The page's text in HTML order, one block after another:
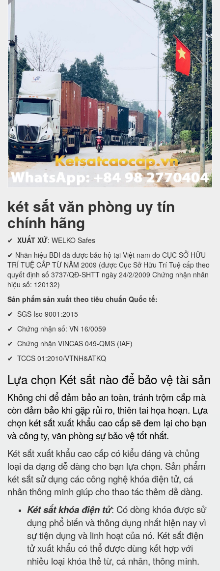
két sắt văn phòng uy tín
chính hãng
✔ XUẤT XỨ: WELKO Safes
✔ Nhãn hiệu BDI đã được bảo hộ tại Việt nam do CỤC SỞ HỮU
TRÍ TUỆ CẤP TỪ NĂM 2009 (được Cục Sở Hữu Trí Tuệ cấp theo
quyết định số 3737/QĐ-SHTT ngày 24/2/2009 Chứng nhận nhãn
hiệu số: 120132)
Sản phẩm sản xuất theo tiêu chuẩn Quốc tế:
✔ SGS Iso 9001:2015
✔ Chứng nhận số: VN 16/0059
✔ Chứng nhận VINCAS 049-QMS (IAF)
✔ TCCS 01:2010/VTNH&ATKQ
Lựa chọn Két sắt nào để bảo vệ tài sản
Không chi để đảm bảo an toàn, tránh trộm cắp mà
còn đảm bảo khi gặp rủi ro, thiên tai họa hoạn. Lựa
chọn két sắt xuất khẩu cao cấp sẽ đem lại cho bạn
và công ty, văn phòng sự bảo vệ tốt nhất.
Két sắt xuất khẩu cao cấp có kiểu dáng và chủng
loại đa dạng dễ dàng cho bạn lựa chọn. Sản phẩm
két sắt sử dụng các công nghệ khóa điện tử, cá
nhân thông minh giúp cho thao tác thêm dễ dàng.
Két sắt khóa điện tử: Có dòng khóa được sử
dụng phổ biến và thông dụng nhất hiện nay vì
sự tiện dụng và linh hoạt của nó. Két sắt điện
tử xuất khẩu có thể được dùng kết hợp với
nhiều loại khóa thẻ từ, cá nhân, thông minh.